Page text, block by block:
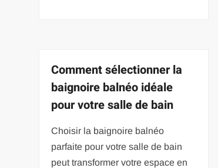
Comment sélectionner la
baignoire balnéo idéale
pour votre salle de bain
Choisir la baignoire balnéo
parfaite pour votre salle de bain
peut transformer votre espace en